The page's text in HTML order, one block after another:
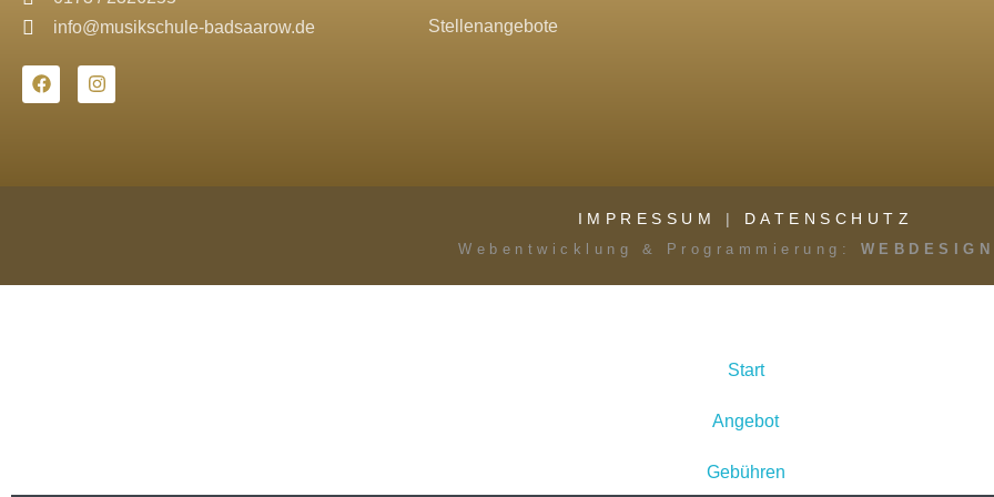
info@musikschule-badsaarow.de
Stellenangebote
IMPRESSUM | DATENSCHUTZ
Webentwicklung & Programmierung:
Start
Angebot
Gebühren